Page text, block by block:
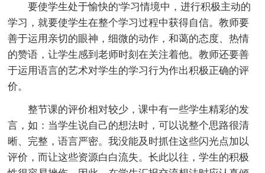
要使学生处于愉快的'学习情境中，进行积极主动的
学习，就要使学生在整个学习过程中获得自信。教师要
善于运用亲切的眼神，细微的动作，和蔼的态度、热情
的赞语，让学生感到老师时刻在关注着他。教师还要善
于运用语言的艺术对学生的学习行为作出积极正确的评
价。
整节课的评价相对较少，课中有一些学生精彩的发
言，如：当学生说自己的想法时，可以说整个思路很清
晰、完整，语言严密。我没能及时抓住这些闪光点加以
评价，而让这些资源白白流失。长此以往，学生的积极